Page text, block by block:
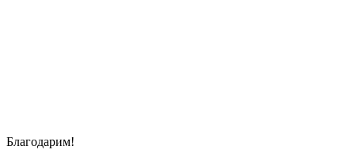
Благодарим!